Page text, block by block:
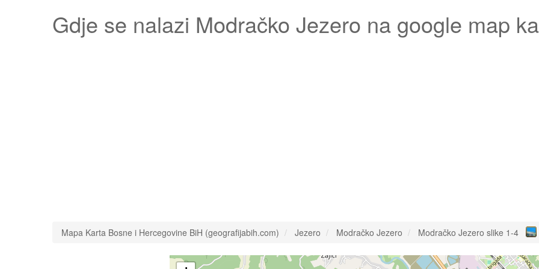
Gdje se nalazi Modračko Jezero na google map
Mapa Karta Bosne i Hercegovine BiH (geografijabih.com) Jezero Modračko Jezero Modračko Jezero slike 1-4